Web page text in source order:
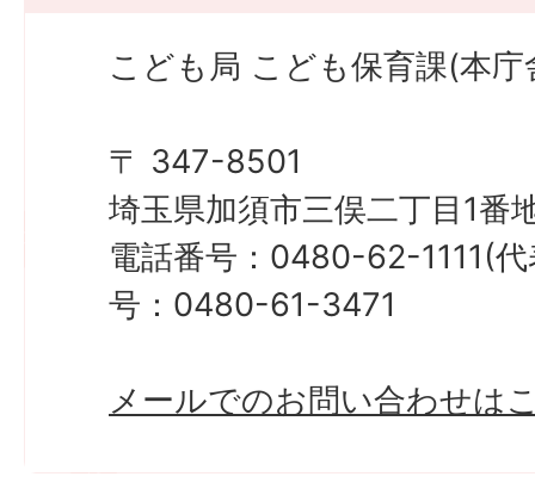
こども局 こども保育課(本
〒 347-8501
埼玉県加須市三俣二丁目1番
電話番号：0480-62-1111(
号：0480-61-3471
メールでのお問い合わせは